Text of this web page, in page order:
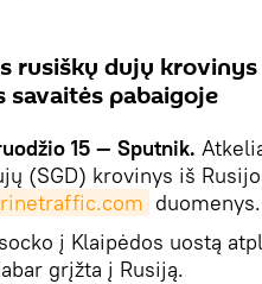
rusiškų dujų
savaitės pabaigoje
15 — Sputnik.
(SGD) krovinys iš
duomenys.
į Klaipėdos uostą
grįžta į Rusiją.